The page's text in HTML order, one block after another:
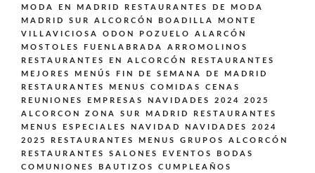
MODA EN MADRID
RESTAURANTES DE MODA
MADRID SUR ALCORCÓN BOADILLA MONTE
VILLAVICIOSA ODON POZUELO ALARCÓN
MOSTOLES FUENLABRADA ARROMOLINOS
RESTAURANTES EN ALCORCÓN
RESTAURANTES
MEJORES MENÚS FIN DE SEMANA DE MADRID
RESTAURANTES MENUS COMIDAS CENAS
REUNIONES EMPRESAS NAVIDADES 2024 2025
ALCORCON ZONA SUR MADRID
RESTAURANTES
MENUS ESPECIALES NAVIDAD NAVIDADES 2024
2025
RESTAURANTES MENUS GRUPOS ALCORCÓN
RESTAURANTES SALONES EVENTOS BODAS
COMUNIONES BAUTIZOS CUMPLEAÑOS